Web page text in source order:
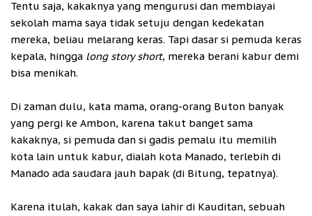
Tentu saja, kakaknya yang mengurusi dan membiayai
sekolah mama saya tidak setuju dengan kedekatan
mereka, beliau melarang keras. Tapi dasar si pemuda keras
kepala, hingga long story short, mereka berani kabur demi
bisa menikah.
Di zaman dulu, kata mama, orang-orang Buton banyak
yang pergi ke Ambon, karena takut banget sama
kakaknya, si pemuda dan si gadis pemalu itu memilih
kota lain untuk kabur, dialah kota Manado, terlebih di
Manado ada saudara jauh bapak (di Bitung, tepatnya).
Karena itulah, kakak dan saya lahir di Kauditan, sebuah